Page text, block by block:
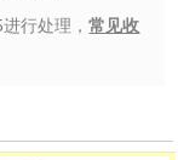
行处理，常见收